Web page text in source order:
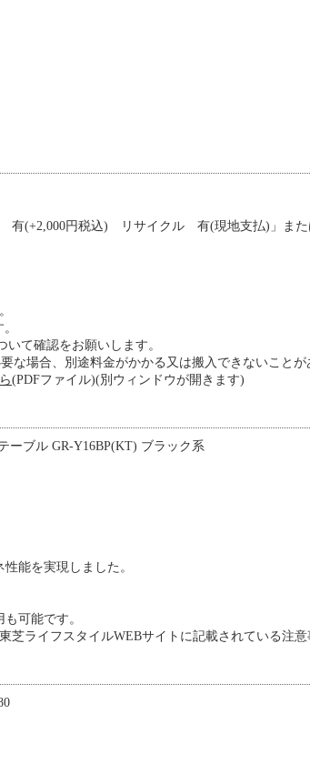
(+2,000円税込) リサイクル 有(現地支払)」ま
て確認をお願いします。
な場合、別途料金がかかる又は搬入できないこと
(PDFファイル)(別ウィンドウが開きます)
ーブル GR-Y16BP(KT) ブラック系
能を実現しました。
可能です。
ライフスタイルWEBサイトに記載されている注意